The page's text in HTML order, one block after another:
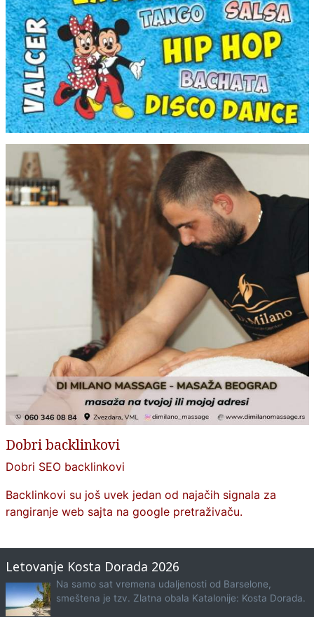
Dobri backlinkovi
Dobri SEO backlinkovi
Backlinkovi su još uvek jedan od najačih signala za
rangiranje web sajta na google pretraživaču.
Letovanje Kosta Dorada 2026
Na samo sat vremena udaljenosti od Barselone,
smeštena je tzv. Zlatna obala Katalonije: Kosta Dorada.